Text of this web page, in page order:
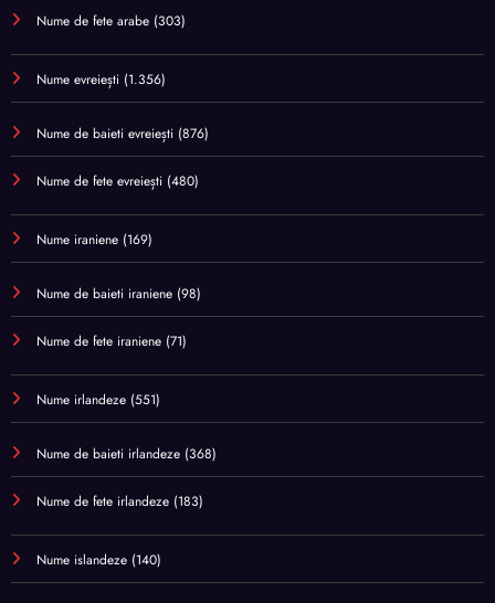
Nume de fete arabe (303)
Nume evreiești (1.356)
Nume de baieti evreiești (876)
Nume de fete evreiești (480)
Nume iraniene (169)
Nume de baieti iraniene (98)
Nume de fete iraniene (71)
Nume irlandeze (551)
Nume de baieti irlandeze (368)
Nume de fete irlandeze (183)
Nume islandeze (140)